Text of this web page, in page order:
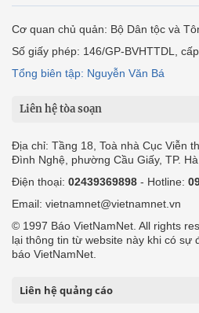
Cơ quan chủ quản: Bộ Dân tộc và
Số giấy phép: 146/GP-BVHTTDL,
Tổng biên tập: Nguyễn Văn Bá
Liên hệ tòa soạn
Địa chỉ: Tầng 18, Toà nhà Cục Viễn
Đình Nghệ, phường Cầu Giấy, TP. Hà
Điện thoại: 02439369898 - Hotline:
Email: vietnamnet@vietnamnet.vn
© 1997 Báo VietNamNet. All rights
lại thông tin từ website này khi có sự
báo VietNamNet.
Liên hệ quảng cáo